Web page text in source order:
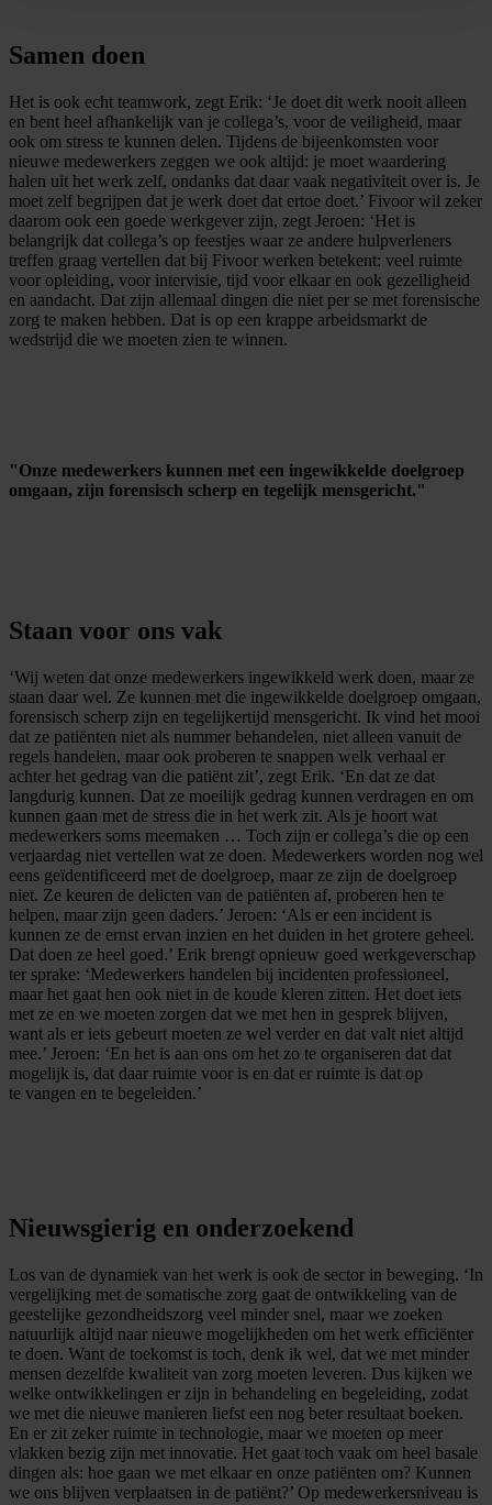
Samen doen
Het is ook echt teamwork, zegt Erik: ‘Je doet dit werk nooit alleen
en bent heel afhankelijk van je collega’s, voor de veiligheid, maar
ook om stress te kunnen delen. Tijdens de bijeenkomsten voor
nieuwe medewerkers zeggen we ook altijd: je moet waardering
halen uit het werk zelf, ondanks dat daar vaak negativiteit over is. Je
moet zelf begrijpen dat je werk doet dat ertoe doet.’ Fivoor wil zeker
daarom ook een goede werkgever zijn, zegt Jeroen: ‘Het is
belangrijk dat collega’s op feestjes waar ze andere hulpverleners
treffen graag vertellen dat bij Fivoor werken betekent: veel ruimte
voor opleiding, voor intervisie, tijd voor elkaar en ook gezelligheid
en aandacht. Dat zijn allemaal dingen die niet per se met forensische
zorg te maken hebben. Dat is op een krappe arbeidsmarkt de
wedstrijd die we moeten zien te winnen.
"Onze medewerkers kunnen met een ingewikkelde doelgroep
omgaan, zijn forensisch scherp en tegelijk mensgericht."
Staan voor ons vak
‘Wij weten dat onze medewerkers ingewikkeld werk doen, maar ze
staan daar wel. Ze kunnen met die ingewikkelde doelgroep omgaan,
forensisch scherp zijn en tegelijkertijd mensgericht. Ik vind het mooi
dat ze patiënten niet als nummer behandelen, niet alleen vanuit de
regels handelen, maar ook proberen te snappen welk verhaal er
achter het gedrag van die patiënt zit’, zegt Erik. ‘En dat ze dat
langdurig kunnen. Dat ze moeilijk gedrag kunnen verdragen en om
kunnen gaan met de stress die in het werk zit. Als je hoort wat
medewerkers soms meemaken … Toch zijn er collega’s die op een
verjaardag niet vertellen wat ze doen. Medewerkers worden nog wel
eens geïdentificeerd met de doelgroep, maar ze zijn de doelgroep
niet. Ze keuren de delicten van de patiënten af, proberen hen te
helpen, maar zijn geen daders.’ Jeroen: ‘Als er een incident is
kunnen ze de ernst ervan inzien en het duiden in het grotere geheel.
Dat doen ze heel goed.’ Erik brengt opnieuw goed werkgeverschap
ter sprake: ‘Medewerkers handelen bij incidenten professioneel,
maar het gaat hen ook niet in de koude kleren zitten. Het doet iets
met ze en we moeten zorgen dat we met hen in gesprek blijven,
want als er iets gebeurt moeten ze wel verder en dat valt niet altijd
mee.’ Jeroen: ‘En het is aan ons om het zo te organiseren dat dat
mogelijk is, dat daar ruimte voor is en dat er ruimte is dat op
te vangen en te begeleiden.’
Nieuwsgierig en onderzoekend
Los van de dynamiek van het werk is ook de sector in beweging. ‘In
vergelijking met de somatische zorg gaat de ontwikkeling van de
geestelijke gezondheidszorg veel minder snel, maar we zoeken
natuurlijk altijd naar nieuwe mogelijkheden om het werk efficiënter
te doen. Want de toekomst is toch, denk ik wel, dat we met minder
mensen dezelfde kwaliteit van zorg moeten leveren. Dus kijken we
welke ontwikkelingen er zijn in behandeling en begeleiding, zodat
we met die nieuwe manieren liefst een nog beter resultaat boeken.
En er zit zeker ruimte in technologie, maar we moeten op meer
vlakken bezig zijn met innovatie. Het gaat toch vaak om heel basale
dingen als: hoe gaan we met elkaar en onze patiënten om? Kunnen
we ons blijven verplaatsen in de patiënt?’ Op medewerkersniveau is